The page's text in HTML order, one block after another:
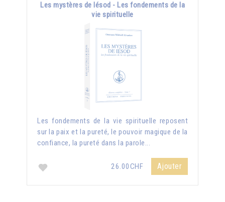
Les mystères de Iésod - Les fondements de la
vie spirituelle
Les fondements de la vie spirituelle reposent
sur la paix et la pureté, le pouvoir magique de la
confiance, la pureté dans la parole...
26.00CHF Ajouter